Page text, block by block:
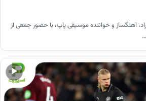
آهنگساز و خواننده موسیقی پاپ، با حضور جمعی از
▶